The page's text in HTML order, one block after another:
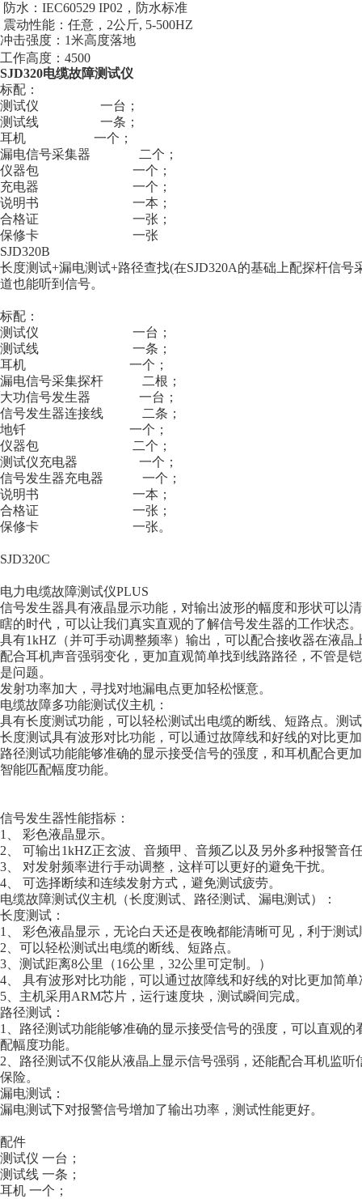
防水：IEC60529 IP02，防水标准
震动性能：任意，2公斤, 5-500HZ
冲击强度：1米高度落地
工作高度：4500
SJD320电缆故障测试仪
标配：
测试仪 一台；
测试线 一条；
耳机 一个；
漏电信号采集器 二个；
仪器包 一个；
充电器 一个；
说明书 一本；
合格证 一张；
保修卡 一张
SJD320B
长度测试+漏电测试+路径查找(在SJD320A的基础上配探杆信号
道也能听到信号。
标配：
测试仪 一台；
测试线 一条；
耳机 一个；
漏电信号采集探杆 二根；
大功信号发生器 一台；
信号发生器连接线 二条；
地钎 一个；
仪器包 二个；
测试仪充电器 一个；
信号发生器充电器 一个；
说明书 一本；
合格证 一张；
保修卡 一张。
SJD320C
电力电缆故障测试仪PLUS
信号发生器具有液晶显示功能，对输出波形的幅度和形状可以
瞎的时代，可以让我们真实直观的了解信号发生器的工作状态。
具有1kHZ（并可手动调整频率）输出，可以配合接收器在液晶
配合耳机声音强弱变化，更加直观简单找到线路路径，不管是
是问题。
发射功率加大，寻找对地漏电点更加轻松惬意。
电缆故障多功能测试仪主机：
具有长度测试功能，可以轻松测试出电缆的断线、短路点。测
长度测试具有波形对比功能，可以通过故障线和好线的对比更
路径测试功能能够准确的显示接受信号的强度，和耳机配合更
智能匹配幅度功能。
信号发生器性能指标：
1、 彩色液晶显示。
2、 可输出1kHZ正玄波、音频甲、音频乙以及另外多种报警音
3、 对发射频率进行手动调整，这样可以更好的避免干扰。
4、 可选择断续和连续发射方式，避免测试疲劳。
电缆故障测试仪主机（长度测试、路径测试、漏电测试）：
长度测试：
1、 彩色液晶显示，无论白天还是夜晚都能清晰可见，利于测
2、可以轻松测试出电缆的断线、短路点。
3、测试距离8公里（16公里，32公里可定制。）
4、 具有波形对比功能，可以通过故障线和好线的对比更加简
5、主机采用ARM芯片，运行速度块，测试瞬间完成。
路径测试：
1、路径测试功能能够准确的显示接受信号的强度，可以直观
配幅度功能。
2、路径测试不仅能从液晶上显示信号强弱，还能配合耳机监
保险。
漏电测试：
漏电测试下对报警信号增加了输出功率，测试性能更好。
配件
测试仪 一台；
测试线 一条；
耳机 一个；